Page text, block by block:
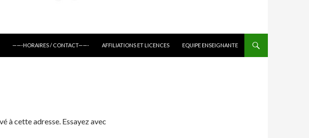
——-HORAIRES / CONTACT——-
AFFILIATIONS ET LICENCES EQUIPE ENSEIGNANTE
à cette adresse. Essayez avec